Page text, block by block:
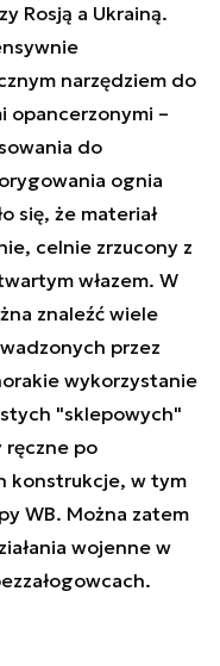
Rosją a Ukrainą.
narzędziem do
opancerzonymi –
do
ognia
się, że materiał
celnie zrzucony z
włazem. W
znaleźć wiele
przez
wykorzystanie
"sklepowych"
ręczne po
konstrukcje, w tym
WB. Można zatem
wojenne w